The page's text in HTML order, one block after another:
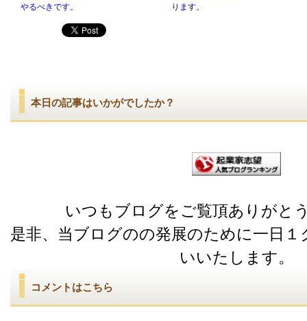
やるべきです。
ります。
本日の記事はいかがでしたか？
いつもブログをご覧頂ありがと
是非、当ブログのの発展のために一日
いいたします。
コメントはこちら